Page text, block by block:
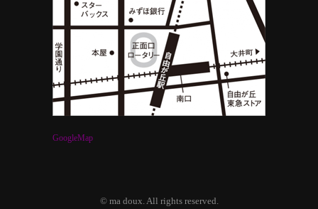
GoogleMap
© ma doux. All rights reserved.